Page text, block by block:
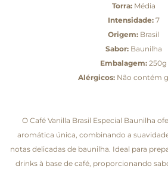
Torra:Média
Intensidade:7
Origem: Brasil
Sabor:Baunilha
Embalagem: 250g
Alérgicos: Não contém
O Café Vanilla Brasil Especial Baunilha
aromática única, combinando a
notas delicadas de baunilha. Ideal para
drinks à base de café, proporcionando